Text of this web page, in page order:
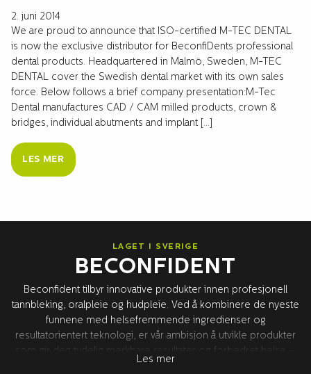
2. juni 2014
We are proud to announce that ISO-certified M-TEC DENTAL
is now the exclusive distributor for BeconfiDents professional
dental products. Headquartered in Malmö, Sweden, M-TEC
DENTAL cover the Swedish dental market with its own sales
force. Below follows a brief company presentation:M-Tec
Dental manufactures CAD / CAM milled products, crown &
bridges, individual abutments and implant […]
LES MER
LAGET I SVERIGE
BECONFIDENT
Beconfident tilbyr innovative produkter innen profesjonell
tannbleking, oralpleie og hudpleie. Ved å kombinere de nyeste
funnene med helsefremmende ingredienser og
resultatorientert teknologi, er vår ambisjon å utvikle produkter
som gir deg tydelig merkbare resultater og forbedret helse –
Les mer